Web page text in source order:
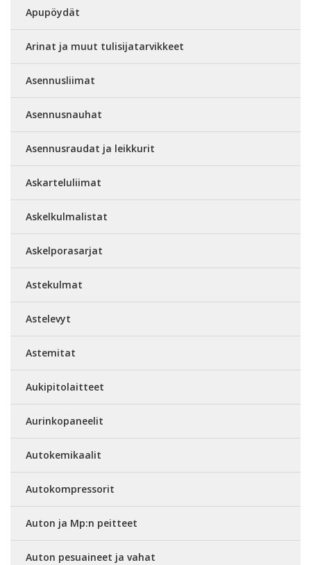
Apupöydät
Arinat ja muut tulisijatarvikkeet
Asennusliimat
Asennusnauhat
Asennusraudat ja leikkurit
Askarteluliimat
Askelkulmalistat
Askelporasarjat
Astekulmat
Astelevyt
Astemitat
Aukipitolaitteet
Aurinkopaneelit
Autokemikaalit
Autokompressorit
Auton ja Mp:n peitteet
Auton pesuaineet ja vahat